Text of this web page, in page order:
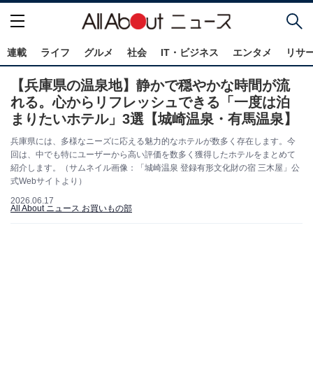
連載 ライフ グルメ 社会 IT・ビジネス エンタメ リサ
【兵庫県の温泉地】静かで穏やかな時間が流
れる。心からリフレッシュできる「一度は泊
まりたいホテル」3選【城崎温泉・有馬温泉】
兵庫県には、多様なニーズに応える魅力的なホテルが数多く存在します。今
回は、中でも特にユーザーから高い評価を数多く獲得したホテルをまとめて
紹介します。（サムネイル画像：「城崎温泉 登録有形文化財の宿 三木屋」公
式Webサイトより）
2026.06.17
All About ニュース お買いもの部